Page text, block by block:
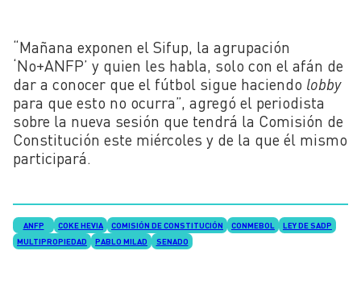
“Mañana exponen el Sifup, la agrupación
‘No+ANFP’ y quien les habla, solo con el afán de
dar a conocer que el fútbol sigue haciendo lobby
para que esto no ocurra”, agregó el periodista
sobre la nueva sesión que tendrá la Comisión de
Constitución este miércoles y de la que él mismo
participará.
ANFP COKE HEVIA COMISIÓN DE CONSTITUCIÓN CONMEBOL
LEY DE SADP
MULTIPROPIEDAD
PABLO MILAD SENADO